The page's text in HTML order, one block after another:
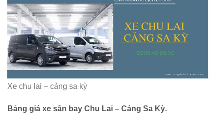
Xe chu lai – cảng sa kỳ
Bảng giá xe sân bay Chu Lai – Cảng Sa Kỳ.